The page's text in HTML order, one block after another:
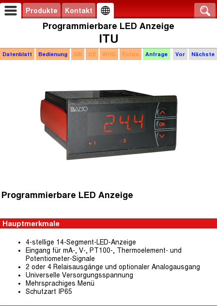
Produkte Kontakt
Programmierbare LED Anzeige
ITU
Vor Nächste
Datenblatt Bedienung GB CE WHG Fotos Anfrage
Programmierbare LED Anzeige
Hauptmerkmale
4-stellige 14-Segment-LED-Anzeige
Eingang für mA-, V-, PT100-, Thermoelement- und
Potentiometer-Signale
2 oder 4 Relaisausgänge und optionaler Analogausgang
Universelle Versorgungsspannung
Mehrsprachiges Menü
Schutzart IP65